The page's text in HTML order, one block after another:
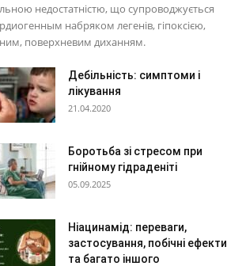
недостатністю, що супроводжується
набряком легенів, гіпоксією,
поверхневим диханням.
Дебільність: симптоми і
лікування
21.04.2020
Боротьба зі стресом при
гнійному гідраденіті
05.09.2025
Ніацинамід: переваги,
застосування, побічні ефекти
та багато іншого